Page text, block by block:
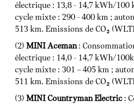
électrique : 13,8 - 14,7 kWh/100
cycle mixte : 290 - 400 km ;
513 km. Emissions de CO₂
(2) MINI Aceman:
électrique : 14,0 - 14,7 kWh/
cycle mixte : 301 – 405 km ;
511 km. Emissions de CO₂
(3) MINI Countryman Electric: